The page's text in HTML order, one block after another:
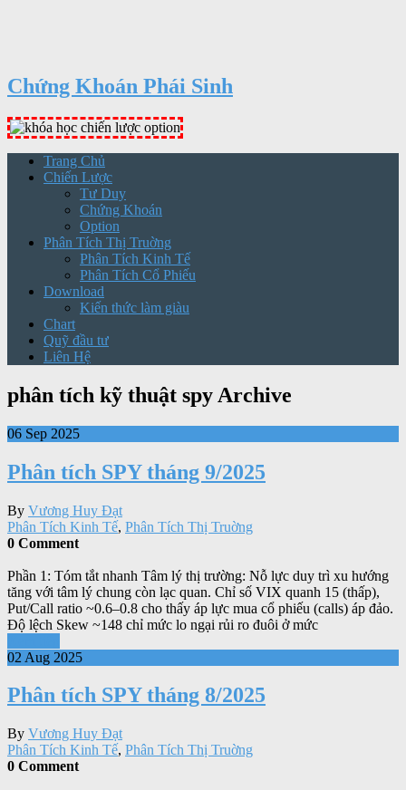
Chứng Khoán Phái Sinh
Trang Chủ
Chiến Lược
Tư Duy
Chứng Khoán
Option
Phân Tích Thị Truờng
Phân Tích Kinh Tế
Phân Tích Cổ Phiếu
Download
Kiến thức làm giàu
Chart
Quỹ đầu tư
Liên Hệ
phân tích kỹ thuật spy Archive
06 Sep 2025
Phân tích SPY tháng 9/2025
By Vương Huy Đạt
Phân Tích Kinh Tế, Phân Tích Thị Truờng
0 Comment
Phần 1: Tóm tắt nhanh Tâm lý thị trường: Nỗ lực duy trì xu hướng
tăng với tâm lý chung còn lạc quan. Chỉ số VIX quanh 15 (thấp),
Put/Call ratio ~0.6–0.8 cho thấy áp lực mua cổ phiếu (calls) áp đảo.
Độ lệch Skew ~148 chỉ mức lo ngại rủi ro đuôi ở mức
02 Aug 2025
Phân tích SPY tháng 8/2025
By Vương Huy Đạt
Phân Tích Kinh Tế, Phân Tích Thị Truờng
0 Comment